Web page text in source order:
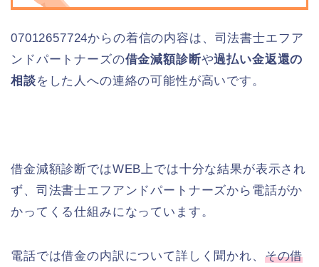
07012657724からの着信の内容は、司法書士エフア
ンドパートナーズの借金減額診断や過払い金返還の
相談をした人への連絡の可能性が高いです。
借金減額診断ではWEB上では十分な結果が表示され
ず、司法書士エフアンドパートナーズから電話がか
かってくる仕組みになっています。
電話では借金の内訳について詳しく聞かれ、 その借